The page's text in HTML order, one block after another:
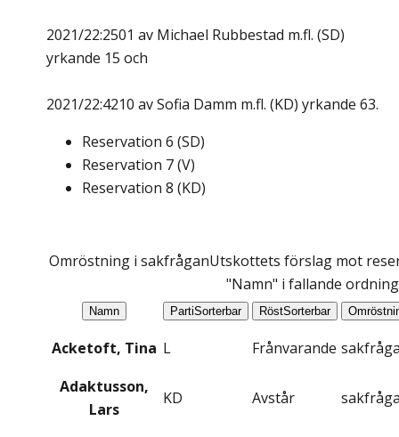
2021/22:2501 av Michael Rubbestad m.fl. (SD)
yrkande 15 och
2021/22:4210 av Sofia Damm m.fl. (KD) yrkande 63.
Reservation 6 (SD)
Reservation 7(V)
Reservation 8 (KD)
Omröstning i sakfråganUtskottets förslag mot
"Namn" i fallande ordning
Namn PartiSorterbar RöstSorterbar
Acketoft, Tina L Frånvarande
Adaktusson,
Lars
KD Avstår